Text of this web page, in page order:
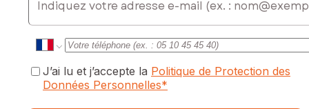
J’ai lu et j’accepte la Politique de Protection des
Données Personnelles*